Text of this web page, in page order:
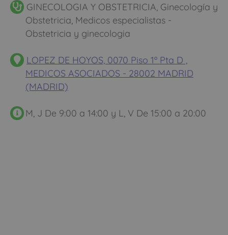
GINECOLOGIA Y OBSTETRICIA, Ginecología y
Obstetricia, Medicos especialistas -
Obstetricia y ginecologia
LOPEZ DE HOYOS, 0070 Piso 1º Pta D ,
MEDICOS ASOCIADOS - 28002 MADRID
(MADRID)
M, J De 9:00 a 14:00 y L, V De 15:00 a 20:00